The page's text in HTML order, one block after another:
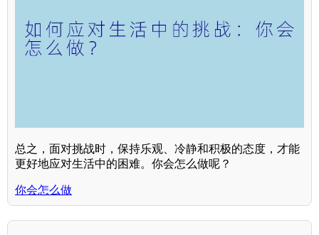
总之，面对挑战时，保持乐观、冷静和积极的态度，才能
更好地应对生活中的困难。你会怎么做呢？
你会怎么做